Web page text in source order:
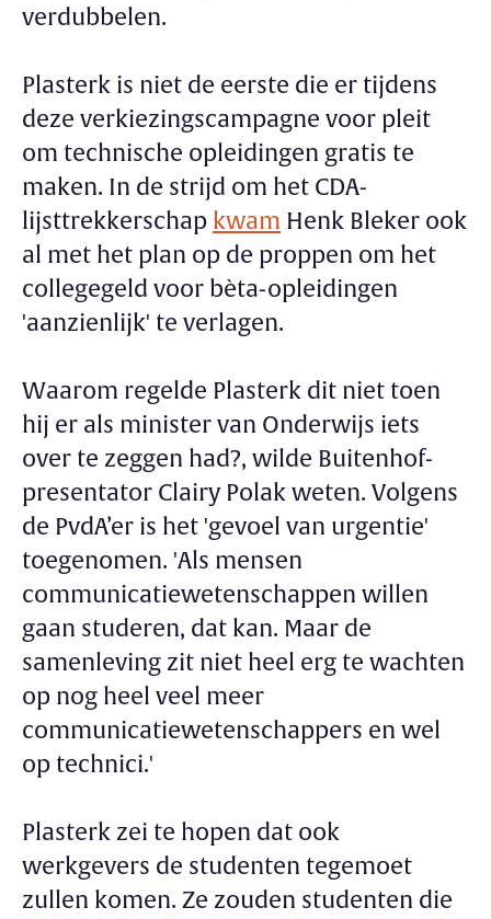
verdubbelen.
Plasterk is niet de eerste die er tijdens
deze verkiezingscampagne voor pleit
om technische opleidingen gratis te
maken. In de strijd om het CDA-
lijsttrekkerschap kwam Henk Bleker ook
al met het plan op de proppen om het
collegegeld voor bèta-opleidingen
'aanzienlijk' te verlagen.
Waarom regelde Plasterk dit niet toen
hij er als minister van Onderwijs iets
over te zeggen had?, wilde Buitenhof-
presentator Clairy Polak weten. Volgens
de PvdA’er is het 'gevoel van urgentie'
toegenomen. 'Als mensen
communicatiewetenschappen willen
gaan studeren, dat kan. Maar de
samenleving zit niet heel erg te wachten
op nog heel veel meer
communicatiewetenschappers en wel
op technici.'
Plasterk zei te hopen dat ook
werkgevers de studenten tegemoet
zullen komen. Ze zouden studenten die